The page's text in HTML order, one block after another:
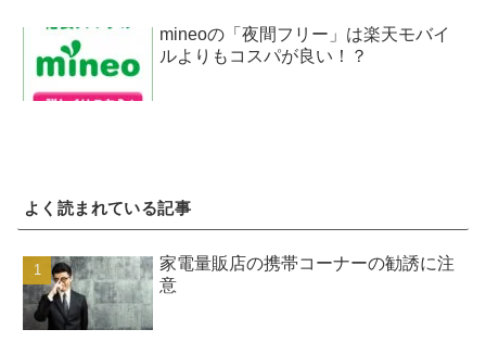
mineoの「夜間フリー」は楽天モバイ
ルよりもコスパが良い！？
よく読まれている記事
家電量販店の携帯コーナーの勧誘に注
意